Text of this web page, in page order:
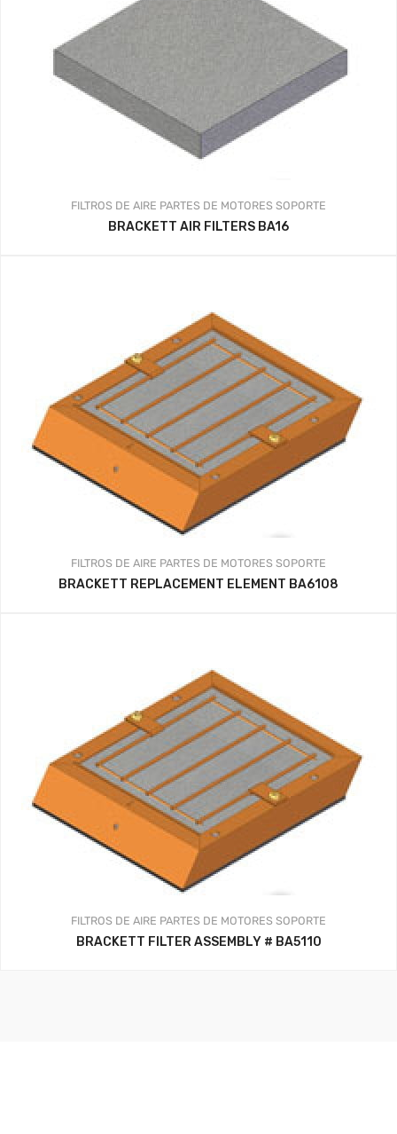
FILTROS DE AIRE PARTES DE MOTORES SOPORTE
BRACKETT AIR FILTERS BA16
FILTROS DE AIRE PARTES DE MOTORES SOPORTE
BRACKETT REPLACEMENT ELEMENT BA6108
FILTROS DE AIRE PARTES DE MOTORES SOPORTE
BRACKETT FILTER ASSEMBLY # BA5110